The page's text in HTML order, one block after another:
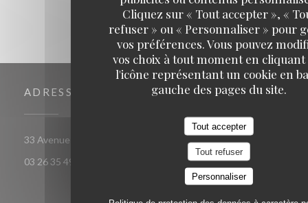
Cliquez sur « Tout accepter », «
refuser » ou « Personnaliser » pour
vos préférences. Vous pouvez
vos choix à tout moment en
l'icône représentant un cookie en
gauche des pages du site.
Tout accepter
Tout refuser
Personnaliser
ADRESSE
33 Avenue Georges Clemenceau 51100 Reims((ouvre une
03 26 35 49 58